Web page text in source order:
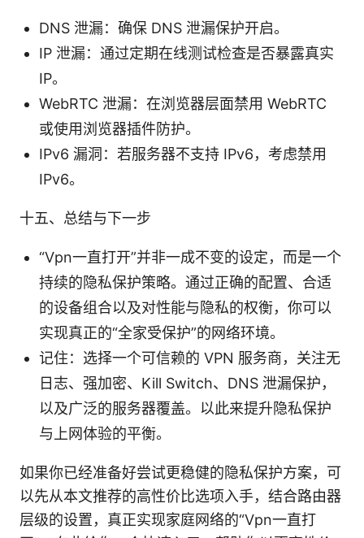
DNS 泄漏：确保 DNS 泄漏保护开启。
IP 泄漏：通过定期在线测试检查是否暴露真实
IP。
WebRTC 泄漏：在浏览器层面禁用 WebRTC
或使用浏览器插件防护。
IPv6 漏洞：若服务器不支持 IPv6，考虑禁用
IPv6。
十五、总结与下一步
“Vpn一直打开”并非一成不变的设定，而是一个
持续的隐私保护策略。通过正确的配置、合适
的设备组合以及对性能与隐私的权衡，你可以
实现真正的“全家受保护”的网络环境。
记住：选择一个可信赖的 VPN 服务商，关注无
日志、强加密、Kill Switch、DNS 泄漏保护，
以及广泛的服务器覆盖。以此来提升隐私保护
与上网体验的平衡。
如果你已经准备好尝试更稳健的隐私保护方案，可
以先从本文推荐的高性价比选项入手，结合路由器
层级的设置，真正实现家庭网络的“Vpn一直打